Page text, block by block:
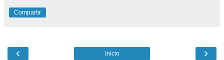
Compartir
‹ ›
Inicio